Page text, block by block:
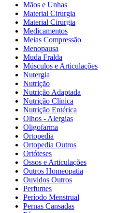
Mãos e Unhas
Material Cirurgia
Material Cirurgia
Medicamentos
Meias Compressão
Menopausa
Muda Fralda
Músculos e Articulações
Nutergia
Nutrição
Nutrição Adaptada
Nutrição Clínica
Nutrição Entérica
Olhos - Alergias
Oligofarma
Ortopedia
Ortopedia Outros
Ortóteses
Ossos e Articulações
Outros Homeopatia
Ouvidos Outros
Perfumes
Período Menstrual
Pernas Cansadas